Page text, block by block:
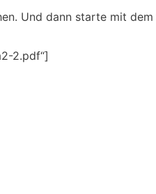
Und dann starte mit dem
2.pdf“]